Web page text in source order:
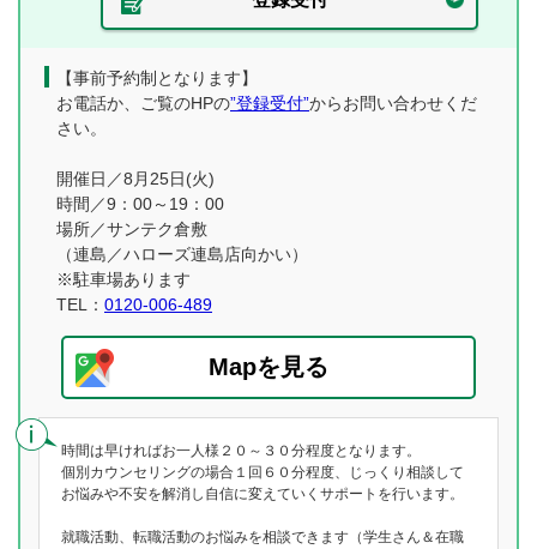
【事前予約制となります】
お電話か、ご覧のHPの”登録受付”からお問い合わせくだ
さい。
開催日／8月25日(火)
時間／9：00～19：00
場所／サンテク倉敷
（連島／ハローズ連島店向かい）
※駐車場あります
TEL： 0120-006-489
Mapを見る
時間は早ければお一人様２０～３０分程度となります。
個別カウンセリングの場合１回６０分程度、じっくり相談して
お悩みや不安を解消し自信に変えていくサポートを行います。
就職活動、転職活動のお悩みを相談できます（学生さん＆在職